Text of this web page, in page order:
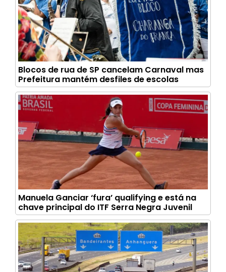
Blocos de rua de SP cancelam Carnaval mas
Prefeitura mantém desfiles de escolas
Manuela Ganciar ‘fura’ qualifying e está na
chave principal do ITF Serra Negra Juvenil